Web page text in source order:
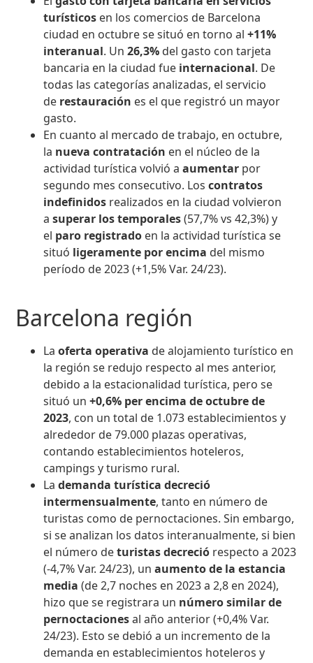
turísticos en los comercios de Barcelona
ciudad en octubre se situó en torno al+11%
interanual. Un26,3% del gasto con tarjeta
bancaria en la ciudad fue internacional. De
todas las categorías analizadas, el servicio
de restauración es el que registró un mayor
gasto.
En cuanto al mercado de trabajo, en octubre,
la nueva contratación en el núcleo de la
actividad turística volvió aaumentar por
segundo mes consecutivo. Loscontratos
indefinidos realizados en la ciudad volvieron
asuperar los temporales(57,7% vs 42,3%) y
el paro registrado en la actividad turística se
situó ligeramente por encima del mismo
período de 2023 (+1,5% Var. 24/23).
Barcelona región
Laoferta operativa de alojamiento turístico en
la región se redujo respecto al mes anterior,
debido a la estacionalidad turística, pero se
situó un+0,6% per encima de octubre de
2023, con un total de 1.073 establecimientos y
alrededor de 79.000 plazas operativas,
contando establecimientos hoteleros,
campings y turismo rural.
Lademanda turísticadecreció
intermensualmente, tanto en número de
turistas como de pernoctaciones. Sin embargo,
si se analizan los datos interanualmente, si bien
el número deturistas decreció respecto a 2023
(-4,7% Var. 24/23), unaumento de la estancia
media (de 2,7 noches en 2023 a 2,8 en 2024),
hizo que se registrara un número similar de
pernoctacionesal año anterior(+0,4% Var.
24/23). Esto se debió a un incremento de la
demanda en establecimientos hoteleros y